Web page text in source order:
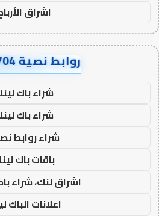
اشراق
روابط نصية AA14704
شراء باك
شراء باك
شراء روابط
باقات باك
اشراق لنك، شراء
اعلانات الباك